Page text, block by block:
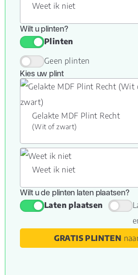
Weet ik niet
Wilt u plinten?
Plinten
Geen plinten
Kies uw plint
Gelakte MDF Plint Recht
(Wit of zwart)
Weet ik niet
Wilt u de plinten laten plaatsen?
Laten plaatsen
GRATIS PLINTEN